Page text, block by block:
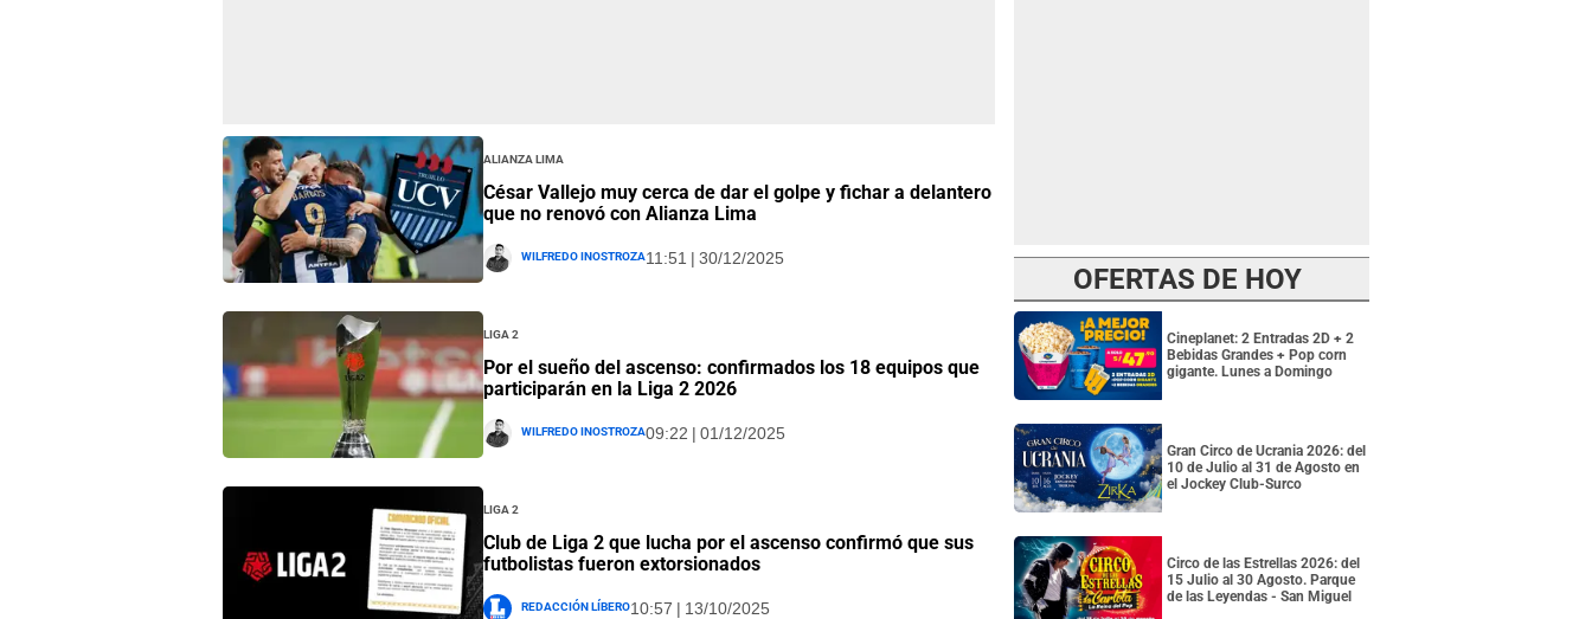
Alianza Lima
César Vallejo muy cerca de dar el golpe y fichar a delantero
que no renovó con Alianza Lima
Wilfredo Inostroza11:51 | 30/12/2025
Liga 2
Por el sueño del ascenso: confirmados los 18 equipos que
participarán en la Liga 2 2026
Wilfredo Inostroza09:22 | 01/12/2025
Liga 2
Club de Liga 2 que lucha por el ascenso confirmó que sus
futbolistas fueron extorsionados
Redacción Líbero10:57 | 13/10/2025
OFERTAS DE HOY
Cineplanet: 2 Entradas 2D + 2
Bebidas Grandes + Pop corn
gigante. Lunes a Domingo
Gran Circo de Ucrania 2026: del
10 de Julio al 31 de Agosto en
el Jockey Club-Surco
Circo de las Estrellas 2026: del
15 Julio al 30 Agosto. Parque
de las Leyendas - San Miguel